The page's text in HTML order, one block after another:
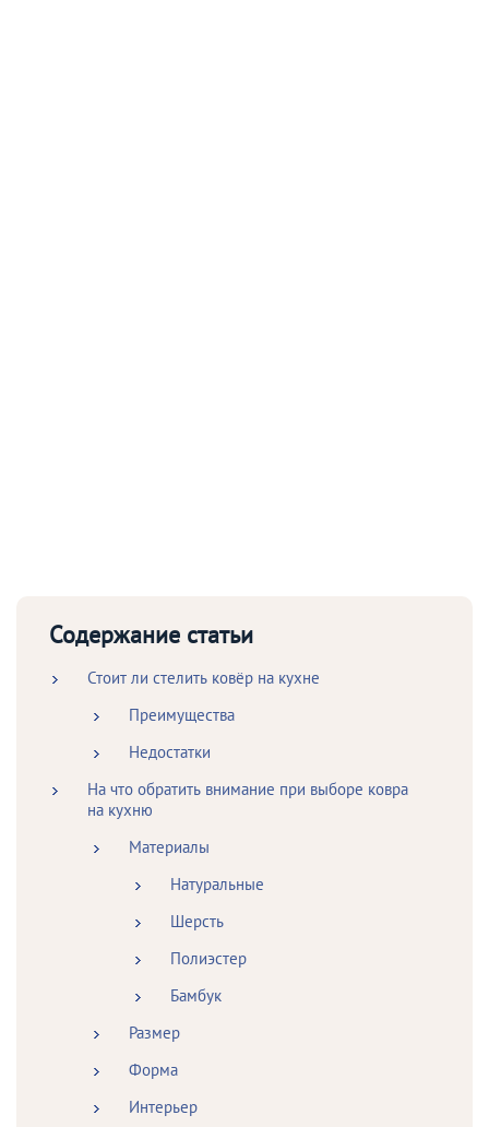
Содержание статьи
Стоит ли стелить ковёр на кухне
Преимущества
Недостатки
На что обратить внимание при выборе ковра
на кухню
Материалы
Натуральные
Шерсть
Полиэстер
Бамбук
Размер
Форма
Интерьер